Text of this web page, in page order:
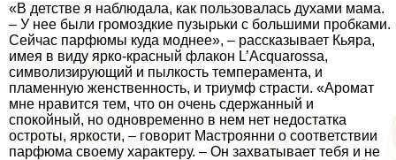
«В детстве я наблюдала, как пользовалась духами мама.
– У нее были громоздкие пузырьки с большими пробками.
Сейчас парфюмы куда моднее», – рассказывает Кьяра,
имея в виду ярко-красный флакон L’Acquarossa,
символизирующий и пылкость темперамента, и
пламенную женственность, и триумф страсти. «Аромат
мне нравится тем, что он очень сдержанный и
спокойный, но одновременно в нем нет недостатка
остроты, яркости, – говорит Мастроянни о соответствии
парфюма своему хаpaктеру. – Он захватывает тебя и не